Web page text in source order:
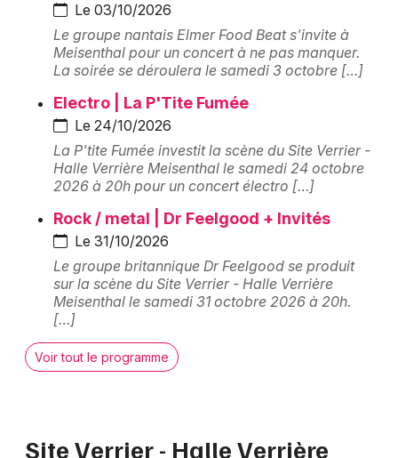
Actus en Moselle
Magazine en Moselle
57 - Moselle
Choisir mes départements
Mon email
Le 03/10/2026
Le groupe nantais Elmer Food Beat s'invite à
Meisenthal pour un concert à ne pas manquer.
La soirée se déroulera le samedi 3 octobre […]
Electro | La P'Tite Fumée
Le 24/10/2026
La P'tite Fumée investit la scène du Site Verrier -
Halle Verrière Meisenthal le samedi 24 octobre
2026 à 20h pour un concert électro […]
Rock / metal | Dr Feelgood + Invités
Le 31/10/2026
Le groupe britannique Dr Feelgood se produit
sur la scène du Site Verrier - Halle Verrière
Meisenthal le samedi 31 octobre 2026 à 20h.
[…]
Voir tout le programme
Site Verrier - Halle Verrière